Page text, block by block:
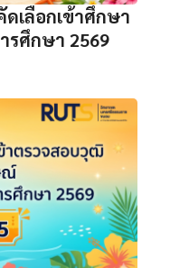
เลือกเข้าศึกษา
รศึกษา 2569